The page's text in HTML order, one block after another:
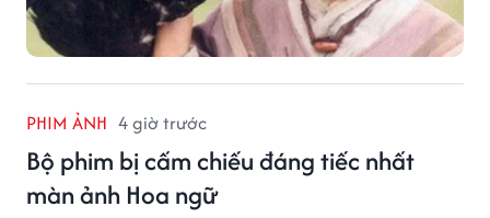
PHIM ẢNH 4 giờ trước
Bộ phim bị cấm chiếu đáng tiếc nhất
màn ảnh Hoa ngữ